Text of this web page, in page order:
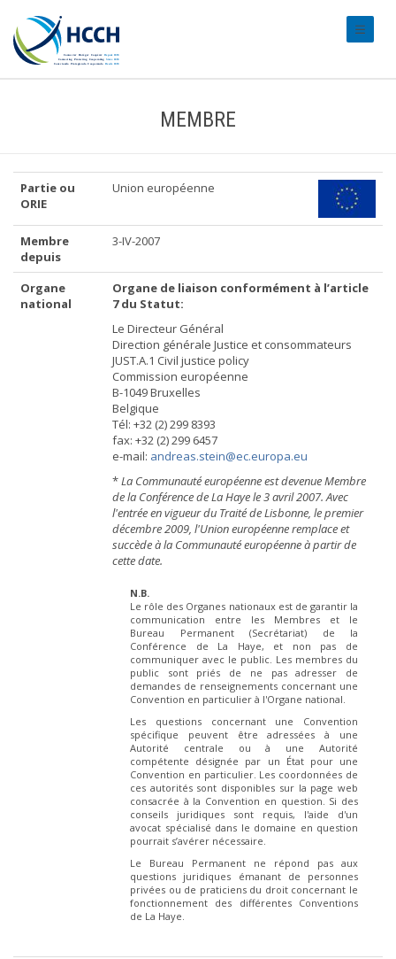
MEMBRE
Partie ou
ORIE
Union européenne
Membre
depuis
3-IV-2007
Organe
national
Organe de liaison conformément à l’article
7 du Statut:
Le Directeur Général
Direction générale Justice et consommateurs
JUST.A.1 Civil justice policy
Commission européenne
B-1049 Bruxelles
Belgique
Tél: +32 (2) 299 8393
fax: +32 (2) 299 6457
e-mail: andreas.stein@ec.europa.eu
*La Communauté européenne est devenue Membre
de la Conférence de La Haye le 3 avril 2007. Avec
l'entrée en vigueur du Traité de Lisbonne, le premier
décembre 2009, l'Union européenne remplace et
succède à la Communauté européenne à partir de
cette date.
N.B.
Le rôle des Organes nationaux est de garantir la
communication entre les Membres et le
Bureau Permanent (Secrétariat) de la
Conférence de La Haye, et non pas de
communiquer avec le public. Les membres du
public sont priés de ne pas adresser de
demandes de renseignements concernant une
Convention en particulier à l'Organe national.
Les questions concernant une Convention
spécifique peuvent être adressées à une
Autorité centrale ou à une Autorité
compétente désignée par un État pour une
Convention en particulier. Les coordonnées de
ces autorités sont disponibles sur la page web
consacrée à la Convention en question. Si des
conseils juridiques sont requis, l'aide d'un
avocat spécialisé dans le domaine en question
pourrait s’avérer nécessaire.
Le Bureau Permanent ne répond pas aux
questions juridiques émanant de personnes
privées ou de praticiens du droit concernant le
fonctionnement des différentes Conventions
de La Haye.